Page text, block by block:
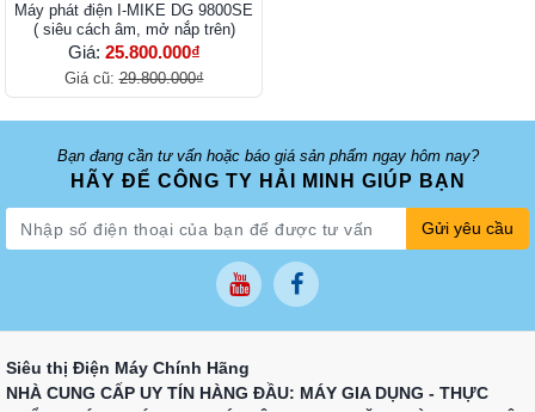
Máy phát điện I-MIKE DG 9800SE
( siêu cách âm, mở nắp trên)
Giá: 25.800.000₫
Giá cũ:29.800.000₫
Bạn đang cần tư vấn hoặc báo giá sản phẩm ngay hôm nay?
HÃY ĐỂ CÔNG TY HẢI MINH GIÚP BẠN
Gửi yêu cầu
Siêu thị Điện Máy Chính Hãng
NHÀ CUNG CẤP UY TÍN HÀNG ĐẦU: MÁY GIA DỤNG - THỰC